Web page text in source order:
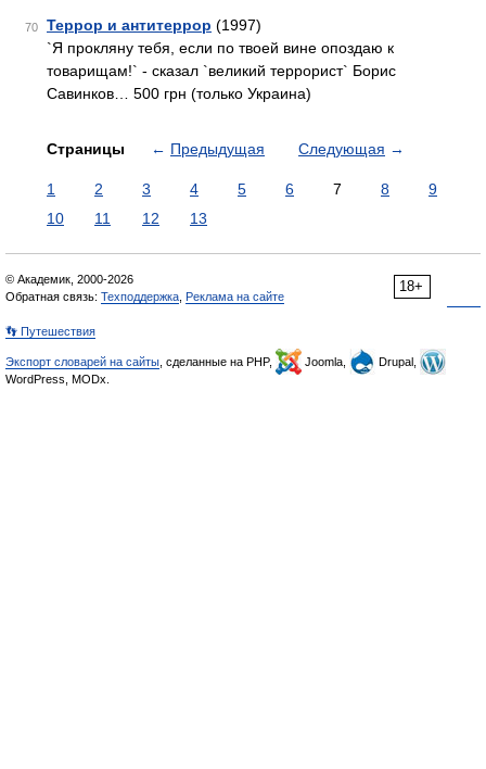
70 Террор и антитеррор (1997)
`Я прокляну тебя, если по твоей вине опоздаю к
товарищам!` - сказал `великий террорист` Борис
Савинков… 500 грн (только Украина)
Страницы ← Предыдущая Следующая →
1 2 3 4 5 6 7 8
9
10
11 12 13
18+
© Академик, 2000-2026
Обратная связь: Техподдержка Реклама на сайте
👣 Путешествия
Экспорт словарей на сайты , сделанные на PHP, Joomla,
Drupal,
WordPress, MODx.